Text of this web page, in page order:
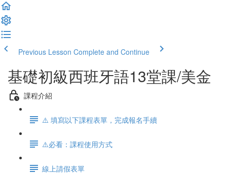
Previous Lesson Complete and Continue
基礎初級西班牙語13堂課/美金
課程介紹
⚠️ 填寫以下課程表單，完成報名手續
⚠️必看：課程使用方式
線上請假表單